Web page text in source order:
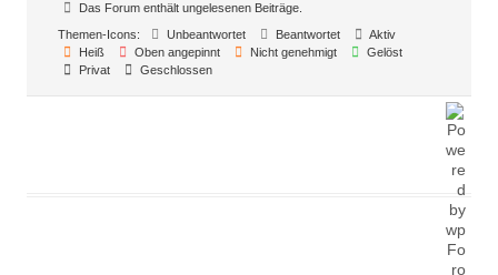
Das Forum enthält ungelesenen Beiträge.
Themen-Icons:
Unbeantwortet Beantwortet
Aktiv
Heiß
Oben angepinnt Nicht genehmigt
Gelöst
Privat
Geschlossen